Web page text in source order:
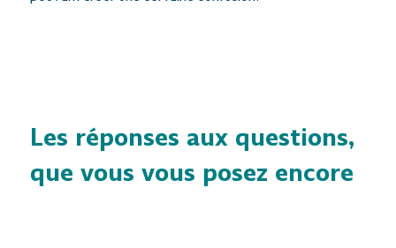
Les réponses aux questions,
que vous vous posez encore